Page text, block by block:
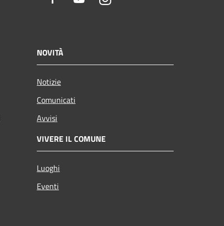
NOVITÀ
Notizie
Comunicati
Avvisi
VIVERE IL COMUNE
Luoghi
Eventi